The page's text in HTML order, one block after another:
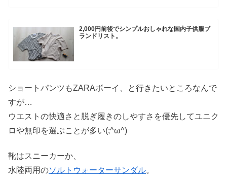
2,000円前後でシンプルおしゃれな国内子供服ブ
ランドリスト。
ショートパンツもZARAボーイ、と行きたいところなんで
すが…
ウエストの快適さと脱ぎ履きのしやすさを優先してユニク
ロや無印を選ぶことが多い(;^ω^)
靴はスニーカーか、
水陸両用のソルトウォーターサンダル。